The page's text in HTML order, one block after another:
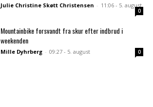
Julie Christine Skøtt Christensen - 11:06 - 5. august
0
Mountainbike forsvandt fra skur efter indbrud i
weekenden
Mille Dyhrberg - 09:27 - 5. august 0